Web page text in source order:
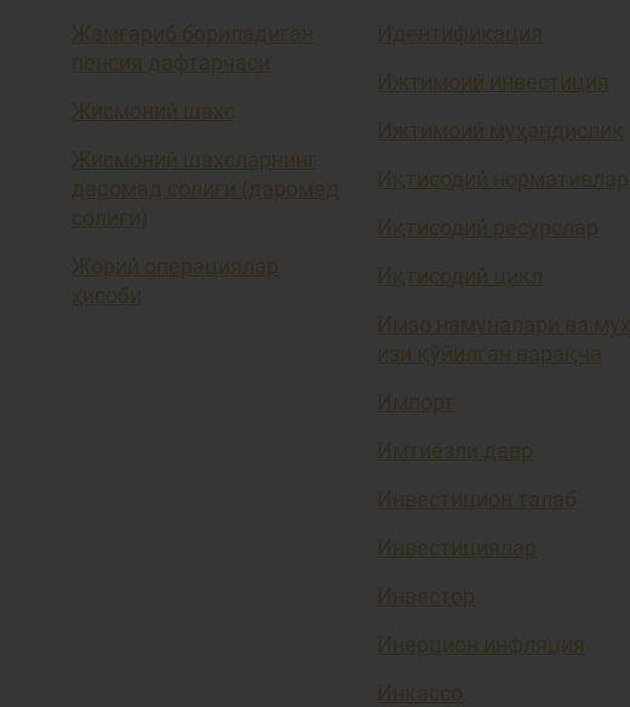
Жамғариб бориладиган
пенсия дафтарчаси
Жисмоний шахс
Жисмоний шахсларнинг
даромад солиғи (даромад
солиғи)
Жорий операциялар
ҳисоби
Идентификация
Ижтимоий инвестиция
Ижтимоий муҳандислик
Иқтисодий нормативлар
Иқтисодий ресурслар
Иқтисодий цикл
Имзо намуналари ва
изи қўйилган варақча
Импорт
Имтиёзли давр
Инвестицион талаб
Инвестициялар
Инвестор
Инерцион инфляция
Инкассо